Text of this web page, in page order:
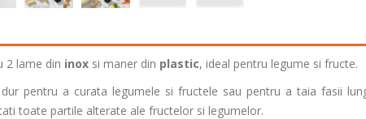
2 lame din inox si maner din plastic, ideal pentru legume si fructe.
pentru a curata legumele si fructele sau pentru a taia fasii
toate partile alterate ale fructelor si legumelor.